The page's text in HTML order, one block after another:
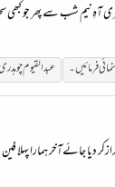
شب سے پھر جو کبھی
فرمائیں۔ عبدالقیوم
جائےآخر ہمارا پہلا